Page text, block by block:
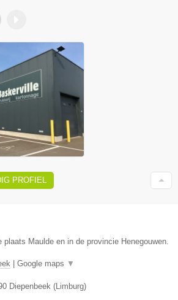
PROFIEL
plaats Maulde en in de provincie Henegouwen.
| Google maps ▼
Diepenbeek (Limburg)